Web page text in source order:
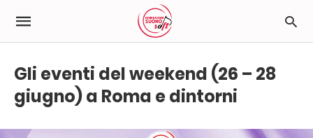
Gli eventi del weekend (26 – 28
giugno) a Roma e dintorni